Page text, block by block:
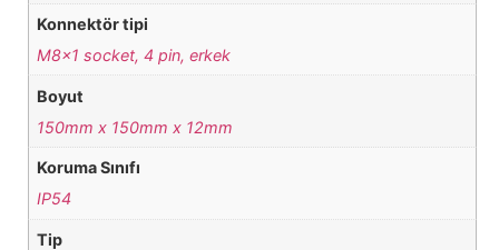
Konnektör tipi
M8x1 socket, 4 pin, erkek
Boyut
150mm x 150mm x 12mm
Koruma Sınıfı
IP54
Tip